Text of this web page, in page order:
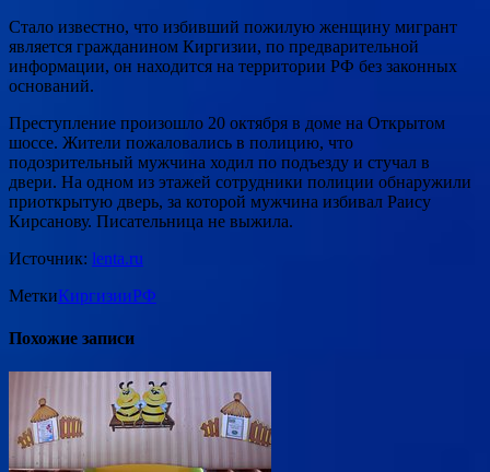
Стало известно, что избивший пожилую женщину мигрант
является гражданином Киргизии, по предварительной
информации, он находится на территории РФ без законных
оснований.
Преступление произошло 20 октября в доме на Открытом
шоссе. Жители пожаловались в полицию, что
подозрительный мужчина ходил по подъезду и стучал в
двери. На одном из этажей сотрудники полиции обнаружили
приоткрытую дверь, за которой мужчина избивал Раису
Кирсанову. Писательница не выжила.
Источник: lenta.ru
МеткиКиргизииРФ
Похожие записи